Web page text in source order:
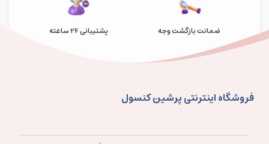
ضمانت بازگشت وجه پشتیبانی 24 ساعته
فروشگاه اینترنتی پرشین کنسول